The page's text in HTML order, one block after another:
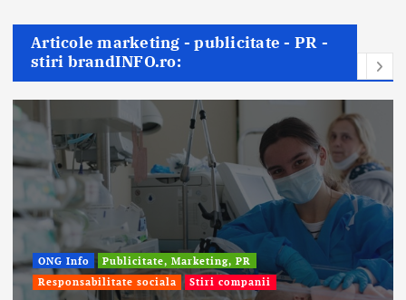
Articole marketing - publicitate - PR -
stiri brandINFO.ro:
ONG Info
Publicitate, Marketing, PR
Responsabilitate sociala
Stiri companii